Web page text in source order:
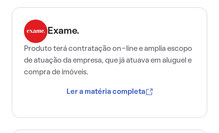
Exame.
Produto terá contratação on-line e amplia escopo
de atuação da empresa, que já atuava em aluguel e
compra de imóveis.
Ler a matéria completa